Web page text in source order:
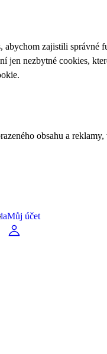
zajistili
jen nezbytné cookies,
.
obsahu a
Můj účet